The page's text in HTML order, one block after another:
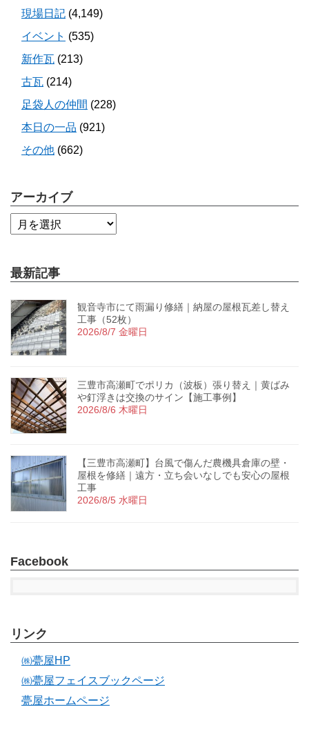
現場日記 (4,149)
イベント (535)
新作瓦 (213)
古瓦 (214)
足袋人の仲間 (228)
本日の一品 (921)
その他 (662)
アーカイブ
最新記事
観音寺市にて雨漏り修繕｜納屋の屋根瓦差し替え
工事（52枚）
2026/8/7 金曜日
三豊市高瀬町でポリカ（波板）張り替え｜黄ばみ
や釘浮きは交換のサイン【施工事例】
2026/8/6 木曜日
【三豊市高瀬町】台風で傷んだ農機具倉庫の壁・
屋根を修繕｜遠方・立ち会いなしでも安心の屋根
工事
2026/8/5 水曜日
Facebook
リンク
㈱甍屋HP
㈱甍屋フェイスブックページ
甍屋ホームページ